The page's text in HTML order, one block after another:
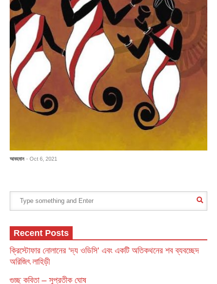
আবহমান - Oct 6, 2021
Recent Posts
ক্রিস্টোফার নোলানের ‘দ্য ওডিসি’ এবং একটি অতিকথনের শব ব্যবচ্ছেদ
অরিজিৎ লাহিড়ী
গুচ্ছ কবিতা – সুপ্রতীক ঘোষ